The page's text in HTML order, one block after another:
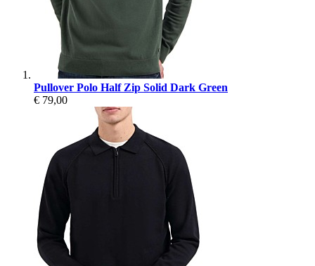
Pullover Polo Half Zip Solid Dark Green
€ 79,00